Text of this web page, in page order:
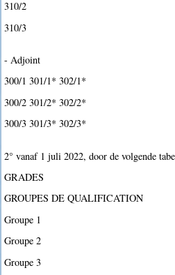
310/2
310/3
- Adjoint
300/1 301/1* 302/1*
300/2 301/2* 302/2*
300/3 301/3* 302/3*
2° vanaf 1 juli 2022, door de volgende
GRADES
GROUPES DE QUALIFICATION
Groupe 1
Groupe 2
Groupe 3